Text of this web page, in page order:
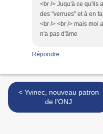
<br /> Juqu'à ce qu'ils
des "verrues" et à en
<br /> <br /> mais moi
n'a pas d'âme
Répondre
< Yvinec, nouveau patron
de l'ONJ